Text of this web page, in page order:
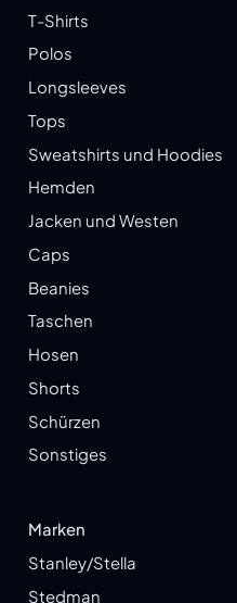
T-Shirts
Polos
Longsleeves
Tops
Sweatshirts und Hoodies
Hemden
Jacken und Westen
Caps
Beanies
Taschen
Hosen
Shorts
Schürzen
Sonstiges
Marken
Stanley/Stella
Stedman